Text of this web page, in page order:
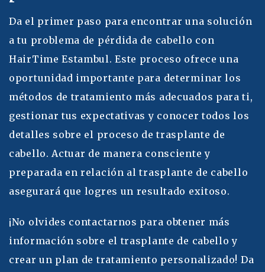
Da el primer paso para encontrar una solución
a tu problema de pérdida de cabello con
HairTime Estambul. Este proceso ofrece una
oportunidad importante para determinar los
métodos de tratamiento más adecuados para ti,
gestionar tus expectativas y conocer todos los
detalles sobre el proceso de trasplante de
cabello. Actuar de manera consciente y
preparada en relación al trasplante de cabello
asegurará que logres un resultado exitoso.
¡No olvides contactarnos para obtener más
información sobre el trasplante de cabello y
crear un plan de tratamiento personalizado! Da